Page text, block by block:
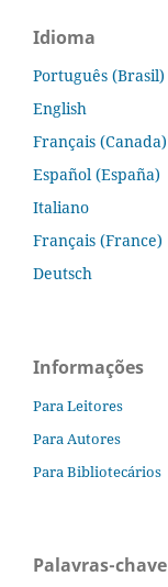
Idioma
Português (Brasil)
English
Français (Canada)
Español (España)
Italiano
Français (France)
Deutsch
Informações
Para Leitores
Para Autores
Para Bibliotecários
Palavras-chave